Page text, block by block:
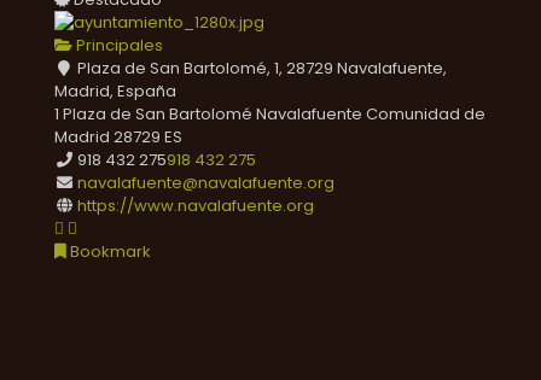
Principales
Plaza de San Bartolomé, 1, 28729 Navalafuente,
Madrid, España
1 Plaza de San Bartolomé Navalafuente Comunidad de
Madrid 28729 ES
918 432 275918 432 275
navalafuente@navalafuente.org
https://www.navalafuente.org
Bookmark